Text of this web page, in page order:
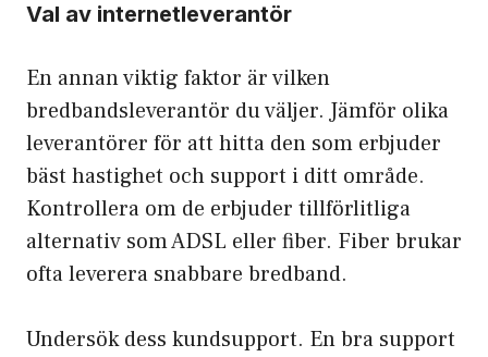
Val av internetleverantör
En annan viktig faktor är vilken
bredbandsleverantör du väljer. Jämför olika
leverantörer för att hitta den som erbjuder
bäst hastighet och support i ditt område.
Kontrollera om de erbjuder tillförlitliga
alternativ som ADSL eller fiber. Fiber brukar
ofta leverera snabbare bredband.
Undersök dess kundsupport. En bra support